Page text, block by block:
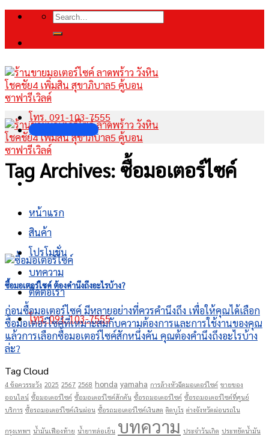
Skip
content
Search
หน้าแรก
สินค้า
โปรโมชั่น
บทความ
ติดต่อเรา
โทร. 091-103-7555
โทร. 091-103-7555
INBOX FANPAGE
Tag Archives: ซื้อมอเตอร์ไซค์
ซื้อมอเตอร์ไซค์ ต้องคำนึงถึงอะไรบ้าง?
ก่อนซื้อมอเตอร์ไซค์ มีหลายอย่างที่ควรคำนึงถึง เพื่อให้คุณได้เลือก
ซื้อมอเตอร์ไซค์ที่เหมาะสมกับความต้องการและการใช้งานของคุณ
แล้วการเลือกซื้อมอเตอร์ไซค์สักหนึ่งคัน คุณต้องคำนึงถึงอะไรบ้าง
ล่ะ?
Tag Cloud
4 ข้อควรระวัง 2025 2567 2568 honda yamaha การล้างหัวฉีดมอเตอร์ไซค์ ขายของ
ออนไลน์ ซื้อมอเตอร์ไซค์ ซื้อมอเตอร์ไซค์สักคัน ซื้อรถมอเตอร์ไซค์ ซื้อรถมอเตอร์ไซค์ที่ศูนย์
บริการ ซื้อรถมอเตอร์ไซค์เงินผ่อน ซื้อรถมอเตอร์ไซค์เงินสด ติดบูโร ต่างจังหวัดผ่อนรถใน
กรุงเทพฯ น้ำมันเฟืองท้าย น้ำยาหล่อเย็น บทความ ประจำวันเกิด ประหยัดน้ำมัน